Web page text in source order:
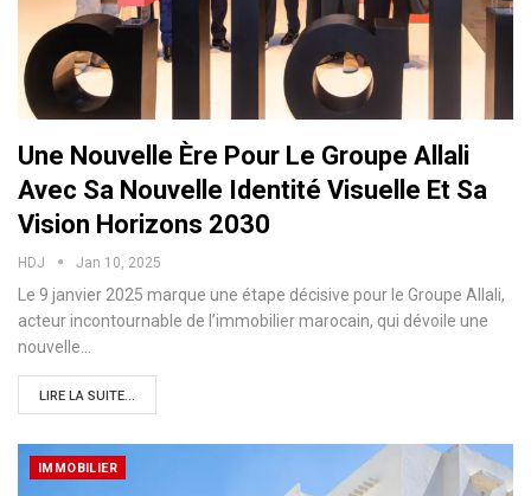
Une Nouvelle Ère Pour Le Groupe Allali
Avec Sa Nouvelle Identité Visuelle Et Sa
Vision Horizons 2030
HDJ Jan 10, 2025
Le 9 janvier 2025 marque une étape décisive pour le Groupe Allali,
acteur incontournable de l’immobilier marocain, qui dévoile une
nouvelle…
LIRE LA SUITE...
IMMOBILIER